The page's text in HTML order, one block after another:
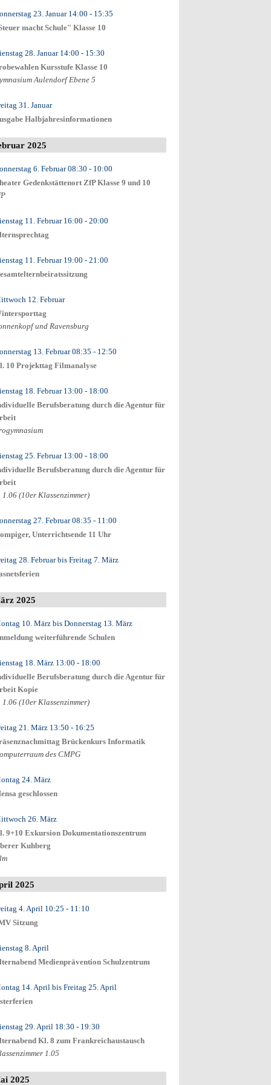
23. Januar14:00 - 15:35
macht Schule" Klasse 10
28. Januar14:00 - 15:30
Kursstufe Klasse 10
Aulendorf Ebene 5
31. Januar
Halbjahresinformationen
2025
6. Februar08:30 - 10:00
Gedenkstättenort ZfP Klasse 9 und 10
11. Februar16:00 - 20:00
11. Februar19:00 - 21:00
12. Februar
und Ravensburg
13. Februar08:35 - 12:50
10 Projekttag Filmanalyse
18. Februar13:00 - 18:00
Berufsberatung durch die Agentur für
25. Februar13:00 - 18:00
Berufsberatung durch die Agentur für
1.06 (10er Klassenzimmer)
27. Februar08:35 - 11:00
Unterrichtsende 11 Uhr
28. Februarbis Freitag 7. März
2025
10. Märzbis Donnerstag 13. März
weiterführende Schulen
18. März13:00 - 18:00
Berufsberatung durch die Agentur für
Kopie
1.06 (10er Klassenzimmer)
21. März13:50 - 16:25
Brückenkurs Informatik
des CMPG
24. März
geschlossen
26. März
9+10 Exkursion Dokumentationszentrum
Kuhberg
2025
4. April 10:25 - 11:10
Sitzung
8. April
Medienprävention Schulzentrum
14. April bis Freitag 25. April
29. April 18:30 - 19:30
Kl. 8 zum Frankreichaustausch
1.05
2025